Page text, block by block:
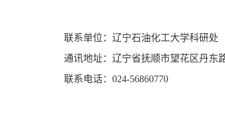
联系单位：辽宁石油化工大学科研处
通讯地址：辽宁省抚顺市望花区丹东
联系电话：024-56860770